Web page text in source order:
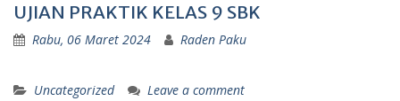
UJIAN PRAKTIK KELAS 9 SBK
Rabu, 06 Maret 2024 Raden Paku
Uncategorized Leave a comment